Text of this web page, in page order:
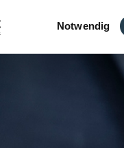
Notwendig